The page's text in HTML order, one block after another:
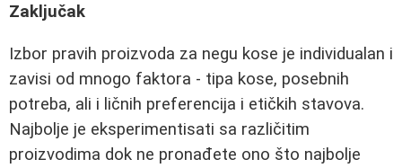
Zaključak
Izbor pravih proizvoda za negu kose je individualan i
zavisi od mnogo faktora - tipa kose, posebnih
potreba, ali i ličnih preferencija i etičkih stavova.
Najbolje je eksperimentisati sa različitim
proizvodima dok ne pronađete ono što najbolje